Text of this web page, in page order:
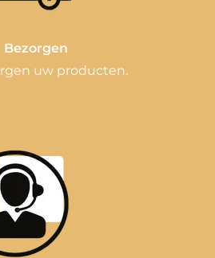
Bezorgen
uw producten.